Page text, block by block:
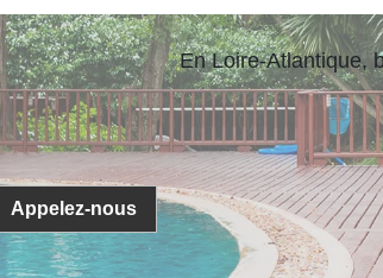
En Loire-Atlantique,
Appelez-nous